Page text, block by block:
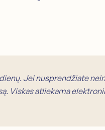
Jei nusprendžiate
Viskas atliekama